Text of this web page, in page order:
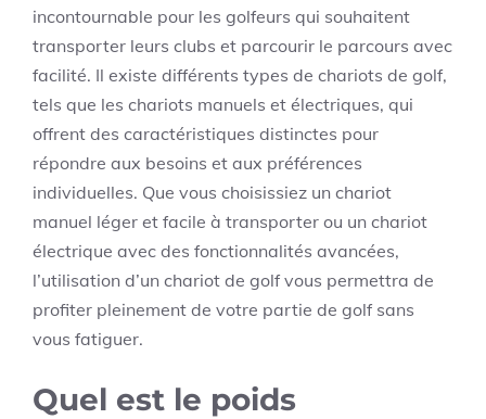
incontournable pour les golfeurs qui souhaitent
transporter leurs clubs et parcourir le parcours avec
facilité. Il existe différents types de chariots de golf,
tels que les chariots manuels et électriques, qui
offrent des caractéristiques distinctes pour
répondre aux besoins et aux préférences
individuelles. Que vous choisissiez un chariot
manuel léger et facile à transporter ou un chariot
électrique avec des fonctionnalités avancées,
l’utilisation d’un chariot de golf vous permettra de
profiter pleinement de votre partie de golf sans
vous fatiguer.
Quel est le poids